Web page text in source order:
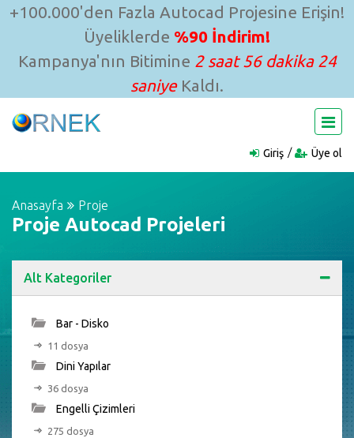
+100.000'den Fazla Autocad Projesine Erişin!
Üyeliklerde %90 İndirim!
Kampanya'nın Bitimine 2 saat 56 dakika 23
saniyeKaldı.
Giriş Üye ol
Anasayfa Proje
Proje Autocad Projeleri
Alt Kategoriler
Bar - Disko
11 dosya
Dini Yapılar
36 dosya
Engelli Çizimleri
275 dosya